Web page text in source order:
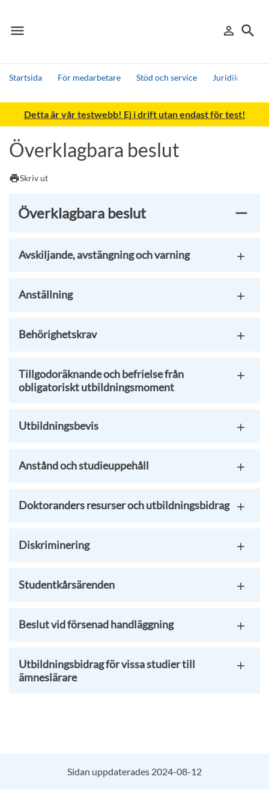
menu
Meny person_outline
Logga in
search
Sök
Startsida För medarbetare Stöd och service Juridik
Sök
Andra söktjänster
Detta är vår testmiljö - endast testdata
Detta är vår testwebb! Ej i drift utan endast för test!
Överklagbara beslut
printSkriv ut
Överklagbara beslut
Avskiljande, avstängning och varning
Anställning
Behörighetskrav
Tillgodoräknande och befrielse från
obligatoriskt utbildningsmoment
Utbildningsbevis
Anstånd och studieuppehåll
Doktoranders resurser och utbildningsbidrag
Diskriminering
Studentkårsärenden
Beslut vid försenad handläggning
Utbildningsbidrag för vissa studier till
ämneslärare
Sidan uppdaterades 2024-08-12